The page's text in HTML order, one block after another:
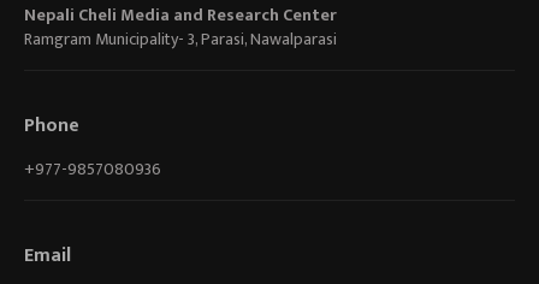
Nepali Cheli Media and Research Center
Ramgram Municipality- 3, Parasi, Nawalparasi
Phone
+977-9857080936
Email